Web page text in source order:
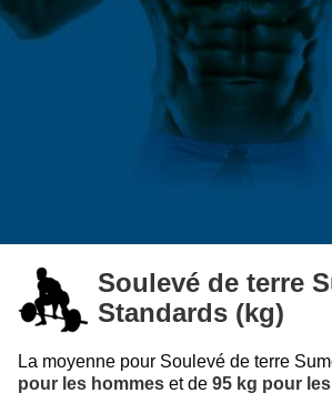
Soulevé de terre
Standards (kg)
La moyenne pour Soulevé de terre
pour les hommes et de 95 kg pour